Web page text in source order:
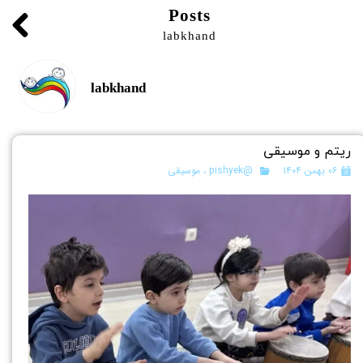
Posts
labkhand
labkhand
ریتم و موسیقی
۰۶ بهمن ۱۴۰۴ @pishyek ، موسیقی